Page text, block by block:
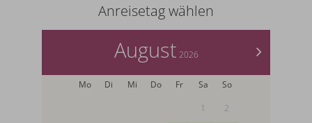
Anreisetag wählen
>
August 2026
Mo Di Mi Do Fr Sa
So
1
2